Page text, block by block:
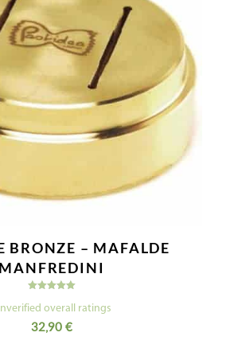
BRONZE – MAFALDE
MANFREDINI
mit
von 5
overall ratings
32,90 €